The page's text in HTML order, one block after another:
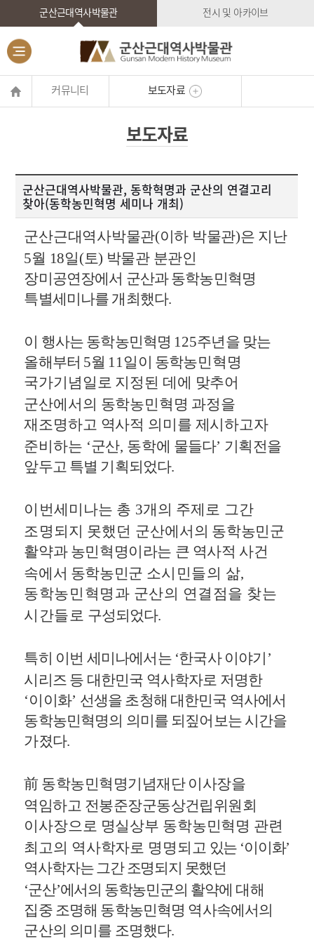
군산근대역사박물관 전시 및 아카이브
커뮤니티 보도자료
보도자료
군산근대역사박물관, 동학혁명과 군산의 연결고리
찾아(동학농민혁명 세미나 개최)
군산근대역사박물관(이하 박물관)은 지난
5월 18일(토) 박물관 분관인
장미공연장에서 군산과 동학농민혁명
특별세미나를 개최했다.
이 행사는 동학농민혁명 125주년을 맞는
올해부터 5월 11일이 동학농민혁명
국가기념일로 지정된 데에 맞추어
군산에서의 동학농민혁명 과정을
재조명하고 역사적 의미를 제시하고자
준비하는 ‘군산, 동학에 물들다’ 기획전을
앞두고 특별 기획되었다.
이번세미나는 총 3개의 주제로 그간
조명되지 못했던 군산에서의 동학농민군
활약과 농민혁명이라는 큰 역사적 사건
속에서 동학농민군 소시민들의 삶,
동학농민혁명과 군산의 연결점을 찾는
시간들로 구성되었다.
특히 이번 세미나에서는 ‘한국사 이야기’
시리즈 등 대한민국 역사학자로 저명한
‘이이화’ 선생을 초청해 대한민국 역사에서
동학농민혁명의 의미를 되짚어보는 시간을
가졌다.
前 동학농민혁명기념재단 이사장을
역임하고 전봉준장군동상건립위원회
이사장으로 명실상부 동학농민혁명 관련
최고의 역사학자로 명명되고 있는 ‘이이화’
역사학자는 그간 조명되지 못했던
‘군산’에서의 동학농민군의 활약에 대해
집중 조명해 동학농민혁명 역사속에서의
군산의 의미를 조명했다.